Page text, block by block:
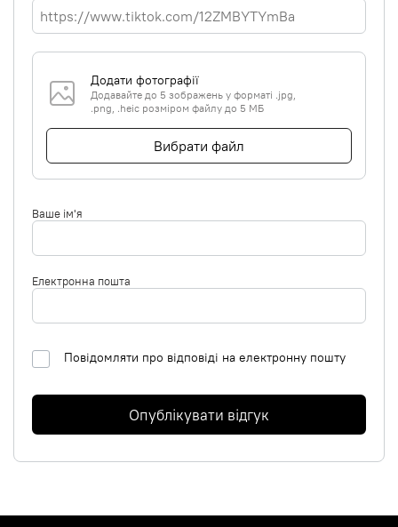
Додати фотографії
Додавайте до 5 зображень у форматі .jpg,
.png, .heic розміром файлу до 5 МБ
Вибрати файл
Ваше ім'я
Електронна пошта
Повідомляти про відповіді на електронну пошту
Опублікувати відгук